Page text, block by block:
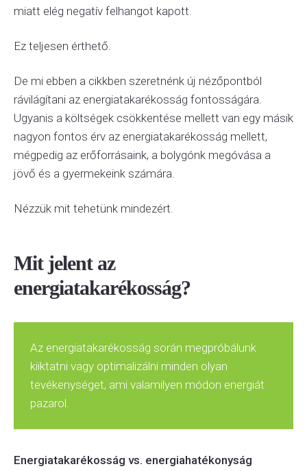
miatt elég negatív felhangot kapott.
Ez teljesen érthető.
De mi ebben a cikkben szeretnénk új nézőpontból
rávilágítani az energiatakarékosság fontosságára.
Ugyanis a költségek csökkentése mellett van egy másik
nagyon fontos érv az energiatakarékosság mellett,
mégpedig az erőforrásaink, a bolygónk megóvása a
jövő és a gyermekeink számára.
Nézzük mit tehetünk mindezért.
Mit jelent az
energiatakarékosság?
Az energiatakarékosság során megpróbálunk
kiiktatni vagy optimalizálni minden olyan
tevékenységet, ami valamilyen módon energiát
pazarol.
Energiatakarékosság vs. energiahatékonyság